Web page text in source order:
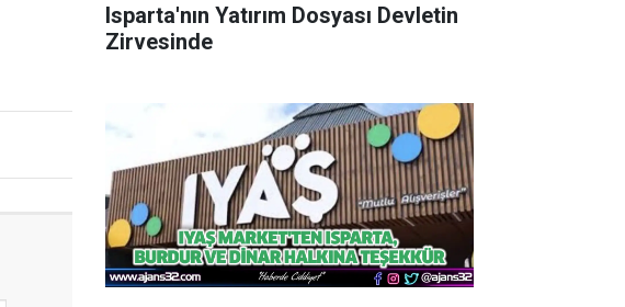
Isparta'nın Yatırım Dosyası Devletin
Zirvesinde